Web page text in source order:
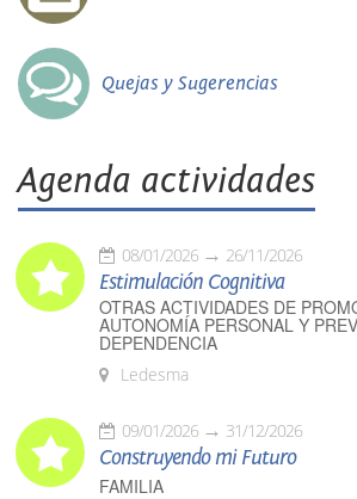
Quejas y Sugerencias
Agenda actividades
08/01/2026 26/11/2026
Estimulación Cognitiva
OTRAS ACTIVIDADES DE
AUTONOMÍA PERSONAL Y
DEPENDENCIA
Ledesma
09/01/2026 31/12/2026
Construyendo mi Futuro
FAMILIA